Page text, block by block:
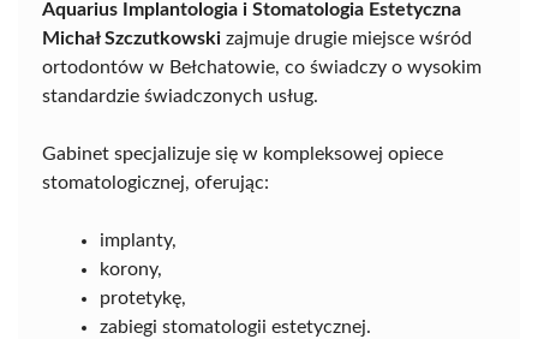
Aquarius Implantologia i Stomatologia Estetyczna
Michał Szczutkowski zajmuje drugie miejsce wśród
ortodontów w Bełchatowie, co świadczy o wysokim
standardzie świadczonych usług.
Gabinet specjalizuje się w kompleksowej opiece
stomatologicznej, oferując:
implanty,
korony,
protetykę,
zabiegi stomatologii estetycznej.